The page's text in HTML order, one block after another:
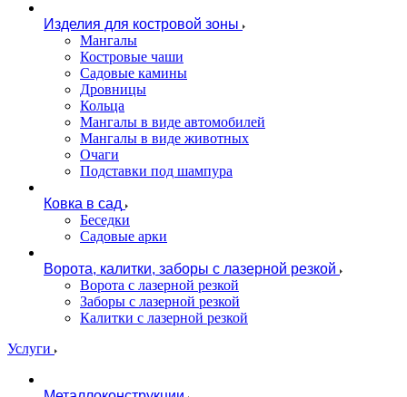
Изделия для костровой зоны
Мангалы
Костровые чаши
Садовые камины
Дровницы
Кольца
Мангалы в виде автомобилей
Мангалы в виде животных
Очаги
Подставки под шампура
Ковка в сад
Беседки
Садовые арки
Ворота, калитки, заборы с лазерной резкой
Ворота с лазерной резкой
Заборы с лазерной резкой
Калитки с лазерной резкой
Услуги